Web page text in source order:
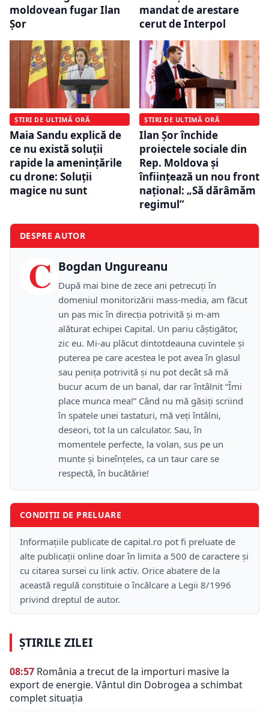
moldovean fugar Ilan
Șor
mandat de arestare
cerut de Interpol
ȘTIRI DE ULTIMĂ ORĂ
Maia Sandu explică de
ce nu există soluții
rapide la amenințările
cu drone: Soluţii
magice nu sunt
ȘTIRI DE ULTIMĂ ORĂ
Ilan Șor închide
proiectele sociale din
Rep. Moldova și
înființează un nou front
național: „Să dărâmăm
regimul”
DESPRE AUTOR
C Bogdan Ungureanu
După mai bine de zece ani petrecuţi în
domeniul monitorizării mass-media, am făcut
un pas mic în direcţia potrivită şi m-am
alăturat echipei Capital. Un pariu câştigător,
zic eu. Mi-au plăcut dintotdeauna cuvintele şi
puterea pe care acestea le pot avea în glasul
sau peniţa potrivită şi nu pot decât să mă
bucur acum de un banal, dar rar întâlnit “Îmi
place munca mea!” Când nu mă găsiţi scriind
în spatele unei tastaturi, mă veţi întâlni,
deseori, tot la un calculator. Sau, în
momentele perfecte, la volan, sus pe un
munte şi bineînţeles, ca un taur care se
respectă, în bucătărie!
CONDIȚII DE PRELUARE
Informațiile publicate de capital.ro pot fi preluate de
alte publicații online doar în limita a 500 de caractere și
cu citarea sursei cu link activ. Orice abatere de la
această regulă constituie o încălcare a Legii 8/1996
privind dreptul de autor.
ȘTIRILE ZILEI
08:57 România a trecut de la importuri masive la
export de energie. Vântul din Dobrogea a schimbat
complet situația